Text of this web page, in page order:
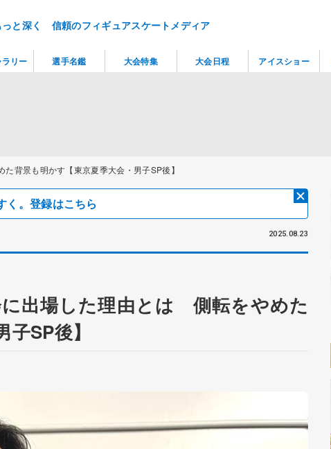
と深く 信頼のフィギュアスケートメディア
背景も明かす【東京夏季大会・男子SP後】
。登録はこちら
2025.08.23
出場した理由とは 側転をやめた
SP後】
リー 選手名鑑 大会特集 大会日程 アイスショー